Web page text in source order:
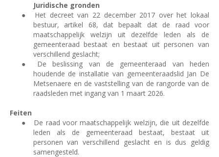
Juridische gronden
●
Het decreet van 22 december 2017 over het lokaal
bestuur, artikel 68, dat bepaalt dat de raad voor
maatschappelijk welzijn uit dezelfde leden als de
gemeenteraad bestaat en bestaat uit personen van
verschillend geslacht;
●
De beslissing van de gemeenteraad van heden
houdende de installatie van gemeenteraadslid Jan De
Metsenaere en de vaststelling van de rangorde van de
raadsleden met ingang van 1 maart 2026.
Feiten
●
De raad voor maatschappelijk welzijn, die uit dezelfde
leden als de gemeenteraad bestaat, bestaat uit
personen van verschillend geslacht en is dus geldig
samengesteld.